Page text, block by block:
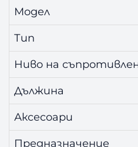
Модел
Тип
Ниво на
Дължина
Аксесоари
Предназначение